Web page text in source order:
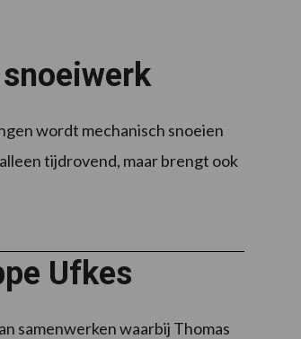
wordt mechanisch snoeien
tijdrovend, maar brengt ook
Ufkes
samenwerken waarbij Thomas